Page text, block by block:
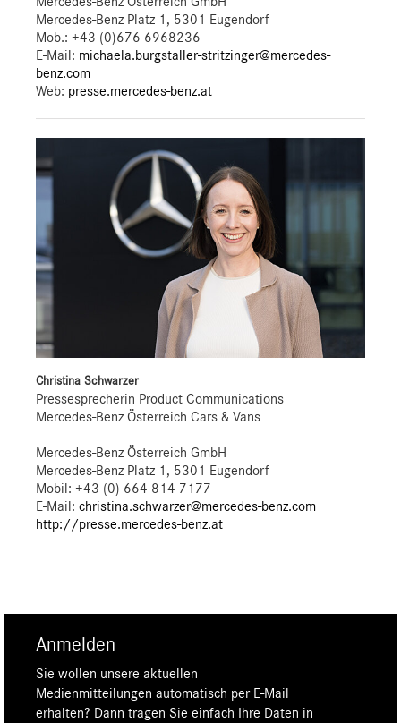
Mercedes-Benz Platz 1, 5301 Eugendorf
Mob.: +43 (0)676 6968236
E-Mail: michaela.burgstaller-stritzinger@mercedes-
benz.com
Web: presse.mercedes-benz.at
Christina Schwarzer
Pressesprecherin Product Communications
Mercedes-Benz Österreich Cars & Vans
Mercedes-Benz Österreich GmbH
Mercedes-Benz Platz 1, 5301 Eugendorf
Mobil: +43 (0) 664 814 7177
E-Mail: christina.schwarzer@mercedes-benz.com
http://presse.mercedes-benz.at
Anmelden
Sie wollen unsere aktuellen
Medienmitteilungen automatisch per E-Mail
erhalten? Dann tragen Sie einfach Ihre Daten in